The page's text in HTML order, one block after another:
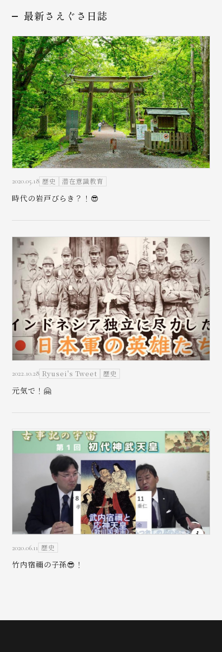
お問い合わせ
最新さえぐさ日誌
2020.05.18 歴史 潜在意識教育
時代の岩戸びらき？！😎
2022.10.28 Ryusei's Tweet 歴史
元気で！🤗
2020.06.11 歴史
竹内宿禰の子孫😎！